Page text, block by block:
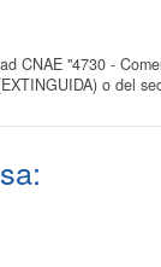
CNAE "4730 -
o del